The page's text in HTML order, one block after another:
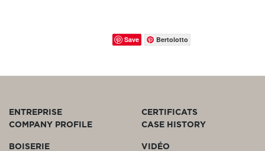
Save Bertolotto
ENTREPRISE
COMPANY PROFILE
CERTIFICATS
CASE HISTORY
BOISERIE
VIDÉO